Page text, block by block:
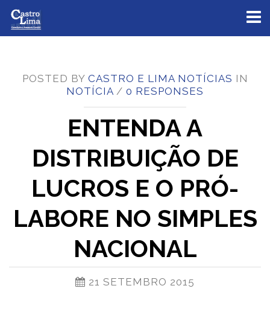
POSTED BY CASTRO E LIMA NOTÍCIAS IN
NOTÍCIA / 0 RESPONSES
ENTENDA A
DISTRIBUIÇÃO DE
LUCROS E O PRÓ-
LABORE NO SIMPLES
NACIONAL
21 SETEMBRO 2015